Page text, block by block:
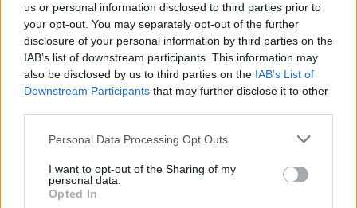
us or personal information disclosed to third parties prior to
your opt-out. You may separately opt-out of the further
disclosure of your personal information by third parties on the
IAB’s list of downstream participants. This information may
also be disclosed by us to third parties on the IAB’s List of
Downstream Participants that may further disclose it to other
Personal Data Processing Opt Outs
I want to opt-out of the Sharing of my
personal data.
Opted In
News Santé
ARTICLES CONNEXES PLUS DE L'AUTEUR